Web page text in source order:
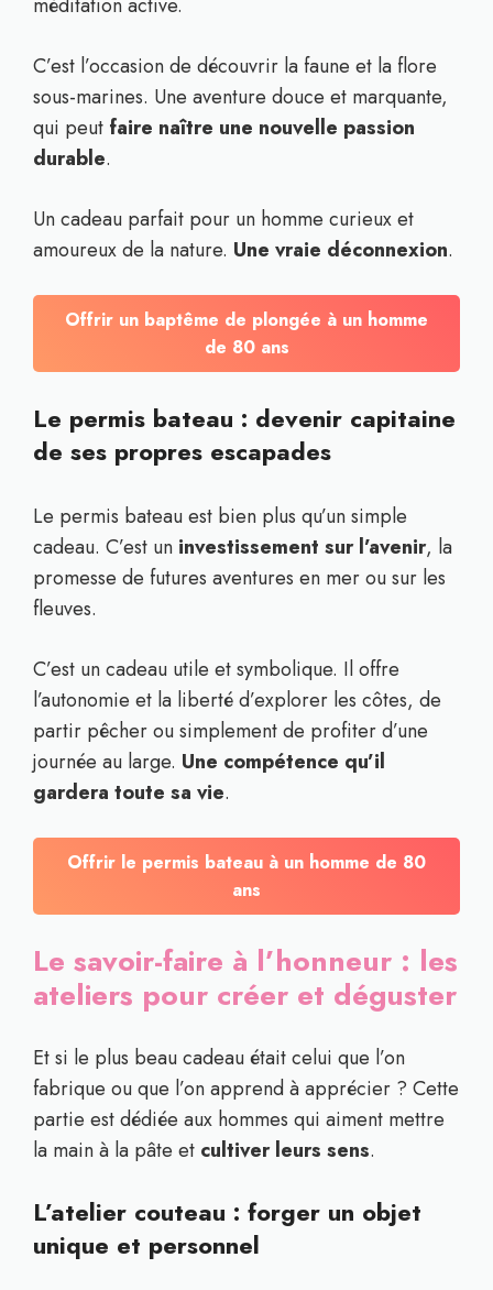
C’est l’occasion de découvrir la faune et la flore
sous-marines. Une aventure douce et marquante,
qui peut faire naître une nouvelle passion
durable.
Un cadeau parfait pour un homme curieux et
amoureux de la nature. Une vraie déconnexion.
Offrir un baptême de plongée à un homme
de 80 ans
Le permis bateau : devenir capitaine
de ses propres escapades
Le permis bateau est bien plus qu’un simple
cadeau. C’est un investissement sur l’avenir, la
promesse de futures aventures en mer ou sur les
fleuves.
C’est un cadeau utile et symbolique. Il offre
l’autonomie et la liberté d’explorer les côtes, de
partir pêcher ou simplement de profiter d’une
journée au large. Une compétence qu’il
gardera toute sa vie.
Offrir le permis bateau à un homme de 80
ans
Le savoir-faire à l’honneur : les
ateliers pour créer et déguster
Et si le plus beau cadeau était celui que l’on
fabrique ou que l’on apprend à apprécier ? Cette
partie est dédiée aux hommes qui aiment mettre
la main à la pâte et cultiver leurs sens.
L’atelier couteau : forger un objet
unique et personnel